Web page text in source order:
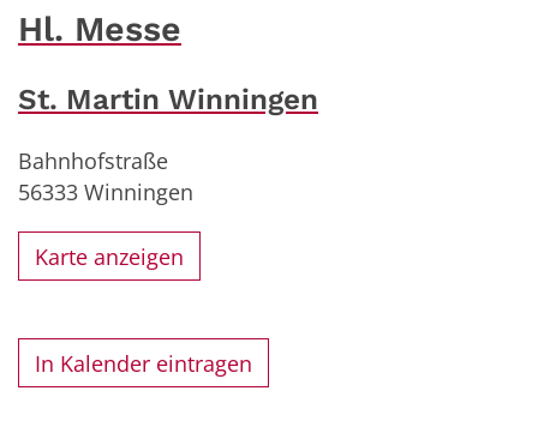
Hl. Messe
St. Martin Winningen
Bahnhofstraße
56333 Winningen
Karte anzeigen
In Kalender eintragen